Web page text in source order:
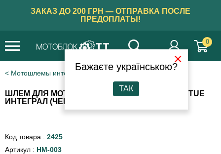
ЗАКАЗ ДО 200 ГРН — ОТПРАВКА ПОСЛЕ
ПРЕДОПЛАТЫ!
0
Мотошлемы интеграл
ШЛЕМ ДЛЯ МОТОЦИКЛА, СКУТЕРА MD-803 VIRTUE
ИНТЕГРАЛ (ЧЕРНЫЙ, SIZE M)
Код товара : 2425
Артикул : HM-003
×
Бажаєте українською?
ТАК